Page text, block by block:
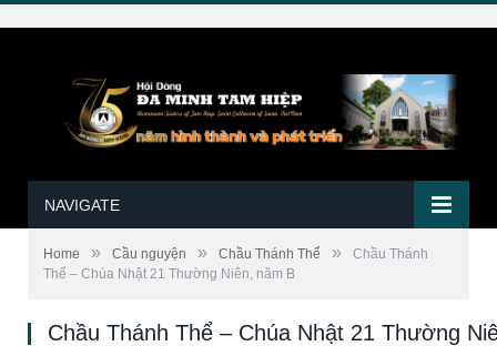
NAVIGATE
Home » Cầu nguyện » Chầu Thánh Thể »
Chầu Thánh
Thể – Chúa Nhật 21 Thường Niên, năm B
Chầu Thánh Thể – Chúa Nhật 21 Thường